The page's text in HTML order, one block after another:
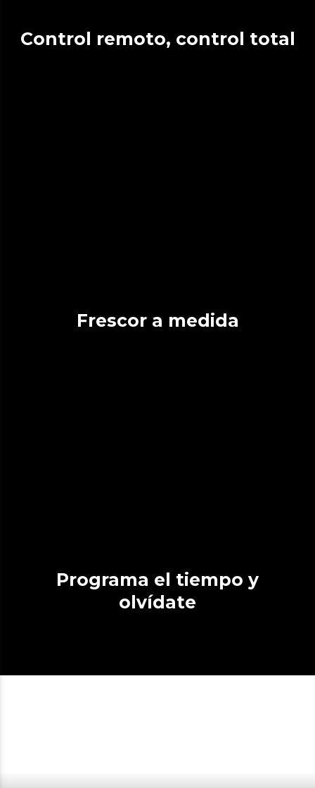
Control remoto, control total
Frescor a medida
Programa el tiempo y
olvídate